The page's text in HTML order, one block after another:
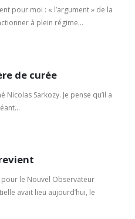
pour moi : « l’argument » de la
à plein régime...
de curée
Nicolas Sar­kozy. Je pense qu’il a
le Nouvel Observateur
avait lieu aujourd’hui, le